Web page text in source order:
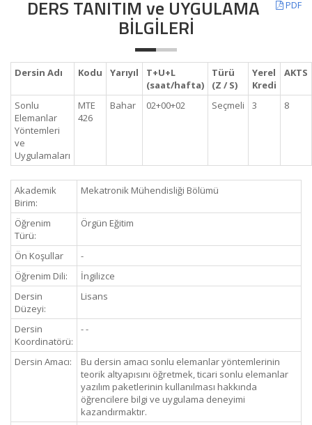
PDF
DERS TANITIM ve UYGULAMA
BİLGİLERİ
Dersin Adı Kodu Yarıyıl
T+U+L
(saat/hafta)
Türü
(Z / S)
Yerel
Kredi
AKTS
Sonlu
Elemanlar
Yöntemleri
ve
Uygulamaları
MTE
426
Bahar 02+00+02 Seçmeli 3 8
Akademik
Birim:
Mekatronik Mühendisliği Bölümü
Öğrenim
Türü:
Örgün Eğitim
Ön Koşullar
-
Öğrenim Dili:
İngilizce
Dersin
Düzeyi:
Lisans
Dersin
Koordinatörü:
- -
Dersin Amacı:
Bu dersin amacı sonlu elemanlar yöntemlerinin
teorik altyapısını öğretmek, ticari sonlu elemanlar
yazılım paketlerinin kullanılması hakkında
öğrencilere bilgi ve uygulama deneyimi
kazandırmaktır.